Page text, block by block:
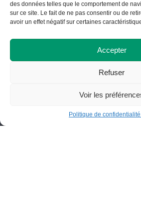
des données telles que le comportement de
sur ce site. Le fait de ne pas consentir ou de
avoir un effet négatif sur certaines
Accepter
Refuser
Voir les
Politique de